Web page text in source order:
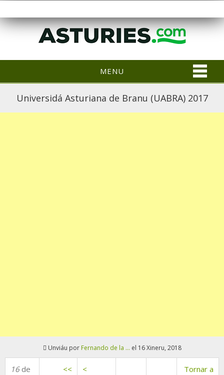
MENU
Universidá Asturiana de Branu (UABRA) 2017
Unviáu por Fernando de la ... el 16 Xineru, 2018
16de
<<
<
Tornar a